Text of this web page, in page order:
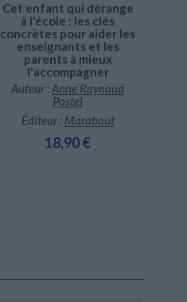
Cet enfant qui dérange
à l'école : les clés
concrètes pour aider les
enseignants et les
parents à mieux
l'accompagner
Auteur :Anne Raynaud
Postel
Éditeur : Marabout
18,90 €